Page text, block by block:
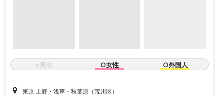
×男性 ○女性 ○外国人
東京 上野・浅草・秋葉原（荒川区）